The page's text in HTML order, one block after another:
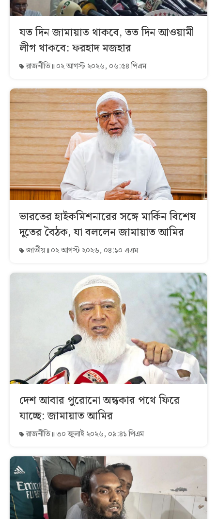
যত দিন জামায়াত থাকবে, তত দিন আওয়ামী
লীগ থাকবে: ফরহাদ মজহার
রাজনীতি ০২ আগস্ট ২০২৬, ০৬:৫৪ পিএম
ভারতের হাইকমিশনারের সঙ্গে মার্কিন বিশেষ
দূতের বৈঠক, যা বললেন জামায়াত আমির
জাতীয় ০২ আগস্ট ২০২৬, ০৪:১০ এএম
দেশ আবার পুরোনো অন্ধকার পথে ফিরে
যাচ্ছে: জামায়াত আমির
রাজনীতি ৩০ জুলাই ২০২৬, ০৯:৪১ পিএম